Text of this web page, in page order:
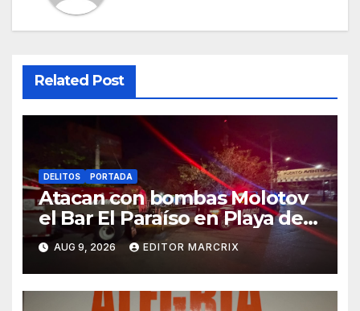
Related Post
DELITOS PORTADA
Atacan con bombas Molotov
el Bar El Paraíso en Playa del
Carmen
AUG 9, 2026 EDITOR MARCRIX